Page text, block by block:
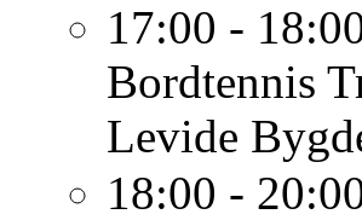
17:00 -
Bordtennis
Levide
18:00 -